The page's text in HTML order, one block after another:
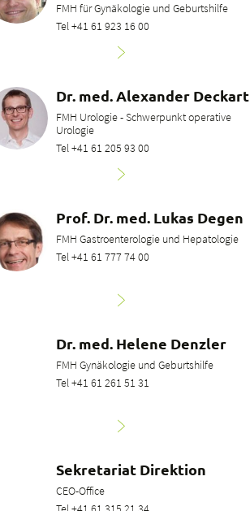
FMH für Gynäkologie und Geburtshilfe
Tel +41 61 923 16 00
Dr. med. Alexander Deckart
FMH Urologie - Schwerpunkt operative
Urologie
Tel +41 61 205 93 00
Prof. Dr. med. Lukas Degen
FMH Gastroenterologie und Hepatologie
Tel +41 61 777 74 00
Dr. med. Helene Denzler
FMH Gynäkologie und Geburtshilfe
Tel +41 61 261 51 31
Sekretariat Direktion
CEO-Office